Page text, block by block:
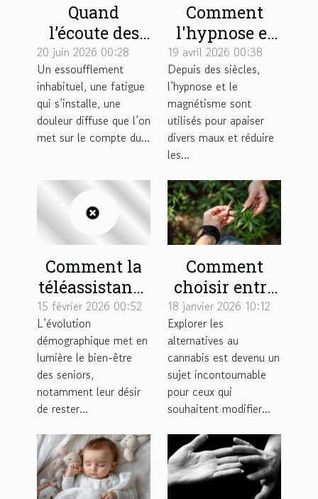
Quand
l’écoute des
premiers
symptômes
change le
cours d’une
pathologie
20 juin 2026 00:28
Un essoufflement
inhabituel, une fatigue
qui s’installe, une
douleur diffuse que l’on
met sur le compte du...
Comment
l'hypnose et
le
magnétisme
peuvent
soulager vos
douleurs ?
19 avril 2026 00:38
Depuis des siècles,
l’hypnose et le
magnétisme sont
utilisés pour apaiser
divers maux et réduire
les...
Comment la
téléassistance
à domicile
renforce
l'autonomie
des seniors ?
15 février 2026 00:52
L’évolution
démographique met en
lumière le bien-être
des seniors,
notamment leur désir
de rester...
Comment
choisir entre
une cigarette
de plantes et
un joint sans
cannabis ?
18 janvier 2026 10:12
Explorer les
alternatives au
cannabis est devenu un
sujet incontournable
pour ceux qui
souhaitent modifier...